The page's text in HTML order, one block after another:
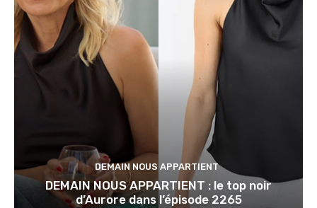
DEMAIN NOUS APPARTIENT
DEMAIN NOUS APPARTIENT : le top noir
d’Aurore dans l’épisode 2265